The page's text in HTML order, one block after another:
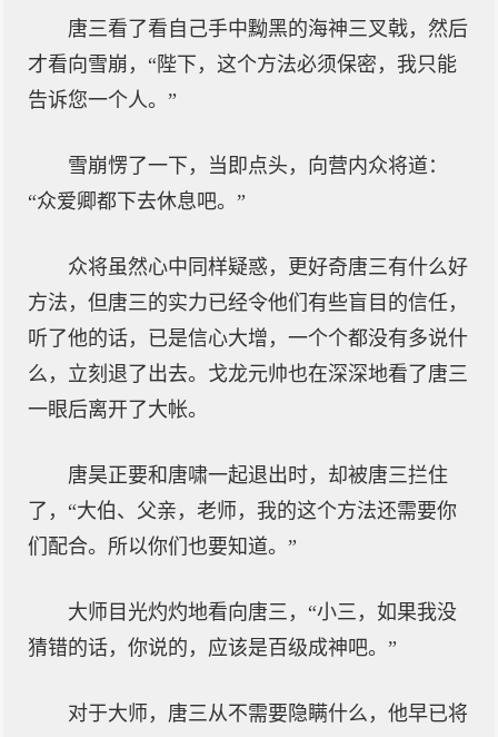
唐三看了看自己手中黝黑的海神三叉戟，然后
才看向雪崩，“陛下，这个方法必须保密，我只能
告诉您一个人。”
雪崩愣了一下，当即点头，向营内众将道：
“众爱卿都下去休息吧。”
众将虽然心中同样疑惑，更好奇唐三有什么好
方法，但唐三的实力已经令他们有些盲目的信任，
听了他的话，已是信心大增，一个个都没有多说什
么，立刻退了出去。戈龙元帅也在深深地看了唐三
一眼后离开了大帐。
唐昊正要和唐啸一起退出时，却被唐三拦住
了，“大伯、父亲，老师，我的这个方法还需要你
们配合。所以你们也要知道。”
大师目光灼灼地看向唐三，“小三，如果我没
猜错的话，你说的，应该是百级成神吧。”
对于大师，唐三从不需要隐瞒什么，他早已将